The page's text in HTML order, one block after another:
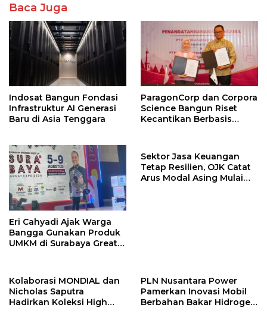
Baca Juga
Indosat Bangun Fondasi
Infrastruktur AI Generasi
Baru di Asia Tenggara
ParagonCorp dan Corpora
Science Bangun Riset
Kecantikan Berbasis
Eri Cahyadi Ajak Warga
Bangga Gunakan Produk
UMKM di Surabaya Great
Sektor Jasa Keuangan
Tetap Resilien, OJK Catat
Arus Modal Asing Mulai
Kolaborasi MONDIAL dan
Nicholas Saputra
Hadirkan Koleksi High
PLN Nusantara Power
Pamerkan Inovasi Mobil
Berbahan Bakar Hidrogen